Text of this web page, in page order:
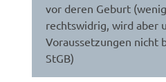
vor deren Geburt
rechtswidrig, wird aber
Voraussetzungen nicht
StGB)